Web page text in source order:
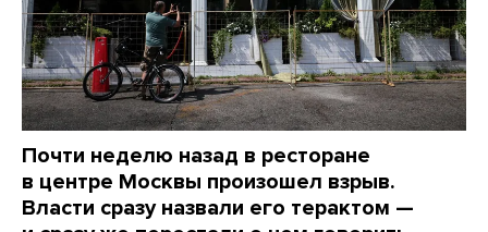
Почти неделю назад в ресторане
в центре Москвы произошел взрыв.
Власти сразу назвали его терактом —